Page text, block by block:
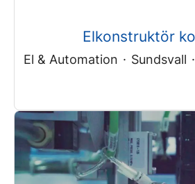
Elkonstruktör
El & Automation · Sundsvall ·